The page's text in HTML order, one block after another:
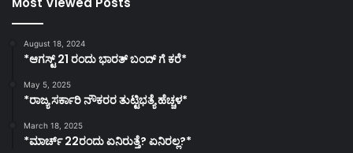
August 18, 2024
*ಆಗಸ್ಟ್ 21 ರಂದು ಭಾರತ್‌ ಬಂದ್‌ ಗೆ ಕರೆ*
May 5, 2025
*ರಾಜ್ಯ ಸರ್ಕಾರಿ ನೌಕರರ ತುಟ್ಟಿಭತ್ಯೆ ಹೆಚ್ಚಳ*
March 18, 2025
*ಮಾರ್ಚ್ 22ರಂದು ಏನಿರುತ್ತೆ? ಏನಿರಲ್ಲ?*